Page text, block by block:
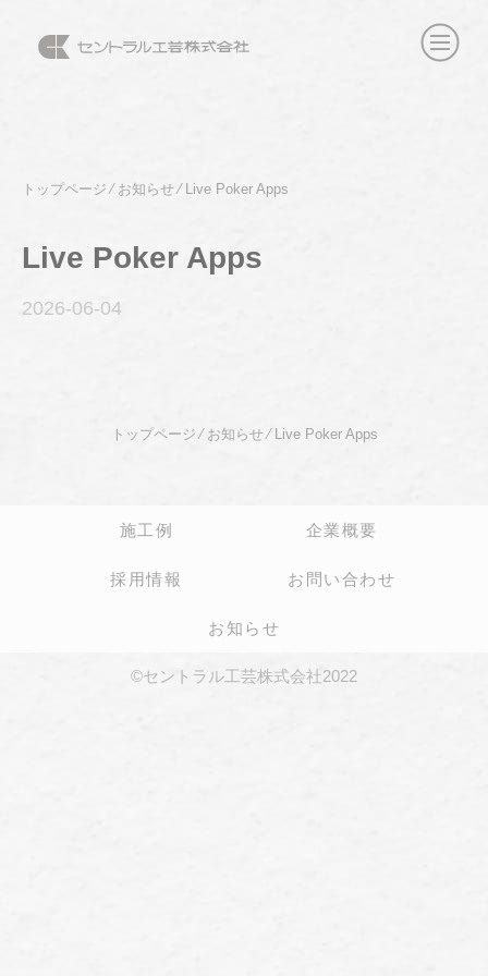
トップページ⁄ お知らせ⁄ Live Poker Apps
Live Poker Apps
2026-06-04
トップページ ⁄ お知らせ⁄ Live Poker Apps
施工例 企業概要
採用情報 お問い合わせ
お知らせ
©セントラル工芸株式会社2022